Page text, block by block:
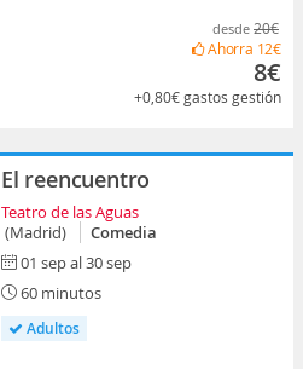
desde 20€
Ahorra 12€
8€
+0,80€gastos gestión
El reencuentro
Teatro de las Aguas
(Madrid)
Comedia
01 sep al 30 sep
60 minutos
Adultos